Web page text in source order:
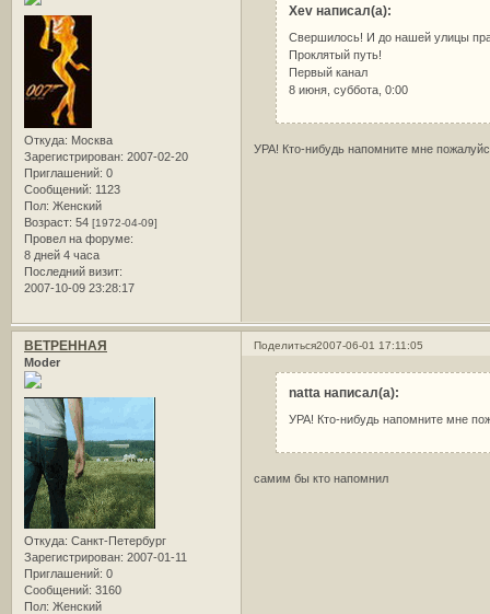
Откуда: Москва
Зарегистрирован: 2007-02-20
Приглашений: 0
Сообщений: 1123
Пол: Женский
Возраст: 54 [1972-04-09]
Провел на форуме:
8 дней 4 часа
Последний визит:
2007-10-09 23:28:17
Xev написал(а):
Свершилось! И до нашей улицы
Проклятый путь!
Первый канал
8 июня, суббота, 0:00
УРА! Кто-нибудь напомните мне
Поделиться2007-06-01 17:11:05
ВЕТРЕННАЯ
Moder
Откуда: Санкт-Петербург
Зарегистрирован: 2007-01-11
Приглашений: 0
Сообщений: 3160
Пол: Женский
natta написал(а):
УРА! Кто-нибудь напомните мне
самим бы кто напомнил